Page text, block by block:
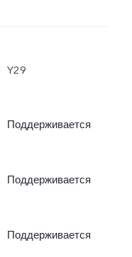
Y29
Поддерживается
Поддерживается
Поддерживается